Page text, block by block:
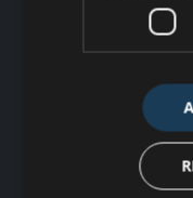
Segunda a sexta-